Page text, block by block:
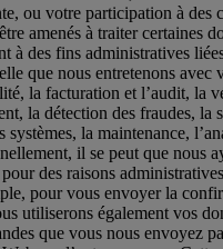
ou votre participation à des
amenés à traiter certaines
à des fins administratives
que nous entretenons avec
la facturation et l’audit, la
la détection des fraudes, la
systèmes, la maintenance,
il se peut que nous
des raisons
pour vous envoyer la
utiliserons également vos
que vous nous envoyez